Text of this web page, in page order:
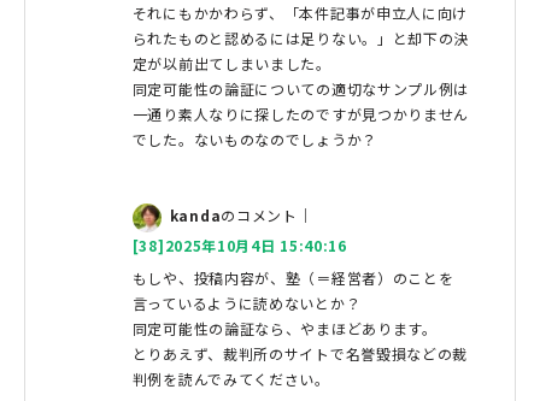
それにもかかわらず、「本件記事が申立人に向け
られたものと認めるには足りない。」と却下の決
定が以前出てしまいました。
同定可能性の論証についての適切なサンプル例は
一通り素人なりに探したのですが見つかりません
でした。ないものなのでしょうか？
kandaのコメント｜
[38]2025年10月4日 15:40:16
もしや、投稿内容が、塾（＝経営者）のことを
言っているように読めないとか？
同定可能性の論証なら、やまほどあります。
とりあえず、裁判所のサイトで名誉毀損などの裁
判例を読んでみてください。